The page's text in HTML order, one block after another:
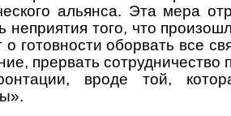
альянса. Эта мера
неприятия того, что
о готовности оборвать все
прервать сотрудничество
вроде той,